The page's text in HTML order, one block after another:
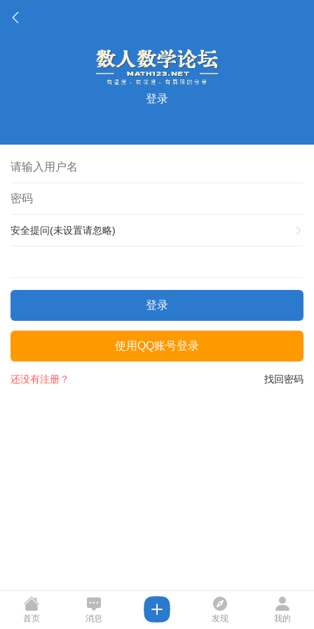
登录
安全提问(未设置请忽略)
登录
使用QQ账号登录
找回密码
还没有注册？
首页 消息 发现 我的